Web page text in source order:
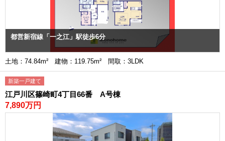
都営新宿線「一之江」駅徒歩6分
土地：74.84m² 建物：119.75m² 間取：3LDK
新築一戸建て
江戸川区篠崎町4丁目66番 A号棟
7,890万円